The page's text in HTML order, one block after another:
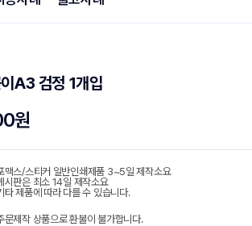
A3 검정 1개입
원
맥스/스티커 일반인쇄제품 3~5일 제작소요
시판은 최소 14일 제작소요
타 제품에 따라 다를 수 있습니다.
문제작 상품으로 환불이 불가합니다.